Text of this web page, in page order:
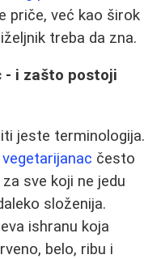
priče, već kao širok
treba da zna.
- i zašto postoji
jeste terminologija.
često
sve koji ne jedu
složenija.
ishranu koja
belo, ribu i